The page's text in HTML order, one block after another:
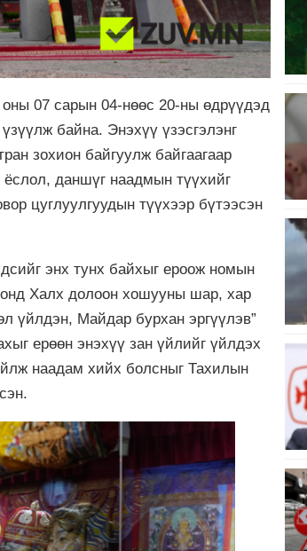
07 сарын 04-нөөс 20-ны өдрүүдэд
байна. Энэхүү үзэсгэлэнг
зохион байгуулж байгаагаар
даншүг наадмын түүхийг
цуглуулгуудын түүхээр бүтээсэн
энх тунх байхыг ероож номын
Халх долоон хошууны шар, хар
үйлдэн, Майдар бурхан эргүүлэв”
ерөөн энэхүү зан үйлийг үйлдэх
наадам хийх болсныг Тахилын